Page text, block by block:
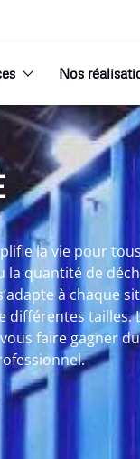
Nos
la vie pour
la quantité de
à chaque
différentes tailles.
faire gagner